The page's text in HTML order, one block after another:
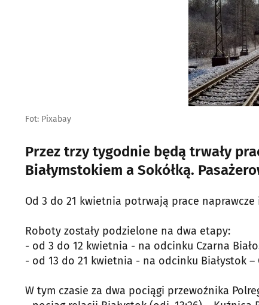
Fot: Pixabay
Przez trzy tygodnie będą trwały
Białymstokiem a Sokółką.
Od 3 do 21 kwietnia potrwają prace
Roboty zostały podzielone na dwa etapy:
- od 3 do 12 kwietnia - na odcinku Czarna
- od 13 do 21 kwietnia - na odcinku Białystok –
W tym czasie za dwa pociągi przewoźnika